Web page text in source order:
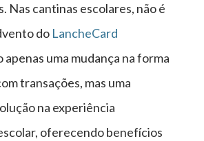
Nas cantinas escolares, não é
do LancheCard
uma mudança na forma
transações, mas uma
na experiência
oferecendo benefícios